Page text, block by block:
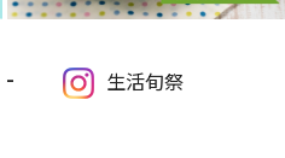
生活旬祭